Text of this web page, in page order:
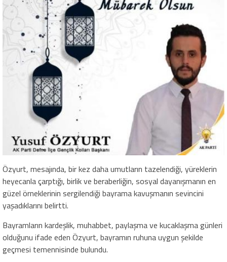
Özyurt, mesajında, bir kez daha umutların tazelendiği, yüreklerin
heyecanla çarptığı, birlik ve beraberliğin, sosyal dayanışmanın en
güzel örneklerinin sergilendiği bayrama kavuşmanın sevincini
yaşadıklarını belirtti.
Bayramların kardeşlik, muhabbet, paylaşma ve kucaklaşma günleri
olduğunu ifade eden Özyurt, bayramın ruhuna uygun şekilde
geçmesi temennisinde bulundu.